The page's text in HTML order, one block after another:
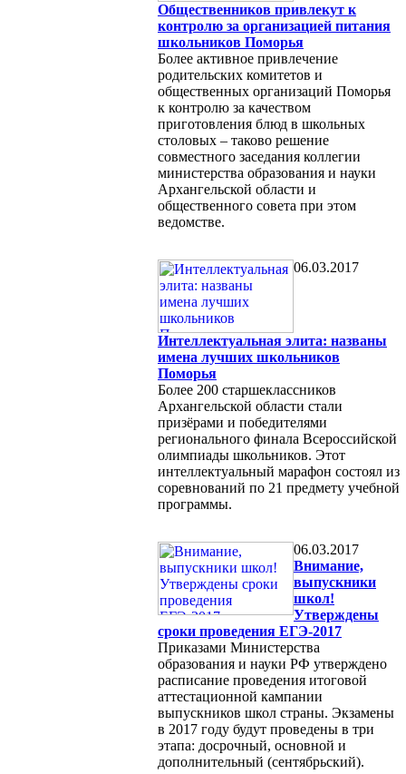
Общественников привлекут к
контролю за организацией питания
школьников Поморья
Более активное привлечение
родительских комитетов и
общественных организаций Поморья
к контролю за качеством
приготовления блюд в школьных
столовых – таково решение
совместного заседания коллегии
министерства образования и науки
Архангельской области и
общественного совета при этом
ведомстве.
06.03.2017
Интеллектуальная элита: названы
имена лучших школьников
Поморья
Более 200 старшеклассников
Архангельской области стали
призёрами и победителями
регионального финала Всероссийской
олимпиады школьников. Этот
интеллектуальный марафон состоял из
соревнований по 21 предмету учебной
программы.
06.03.2017
Внимание,
выпускники
школ!
Утверждены
сроки проведения ЕГЭ-2017
Приказами Министерства
образования и науки РФ утверждено
расписание проведения итоговой
аттестационной кампании
выпускников школ страны. Экзамены
в 2017 году будут проведены в три
этапа: досрочный, основной и
дополнительный (сентябрьский).